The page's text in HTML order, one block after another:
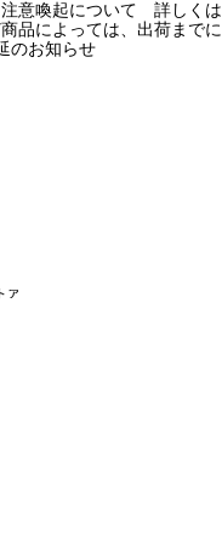
注意喚起について 詳しく
品によっては、出荷ま
のお知らせ